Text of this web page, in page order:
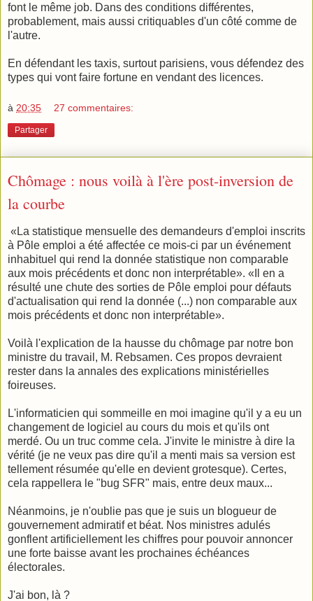
font le même job. Dans des conditions différentes,
probablement, mais aussi critiquables d'un côté comme de
l'autre.
En défendant les taxis, surtout parisiens, vous défendez des
types qui vont faire fortune en vendant des licences.
à 20:35 27 commentaires:
Partager
Chômage : nous voilà à l'ère post-inversion de
la courbe
«La statistique mensuelle des demandeurs d'emploi inscrits
à Pôle emploi a été affectée ce mois-ci par un événement
inhabituel qui rend la donnée statistique non comparable
aux mois précédents et donc non interprétable». «Il en a
résulté une chute des sorties de Pôle emploi pour défauts
d'actualisation qui rend la donnée (...) non comparable aux
mois précédents et donc non interprétable».
Voilà l'explication de la hausse du chômage par notre bon
ministre du travail, M. Rebsamen. Ces propos devraient
rester dans la annales des explications ministérielles
foireuses.
L'informaticien qui sommeille en moi imagine qu'il y a eu un
changement de logiciel au cours du mois et qu'ils ont
merdé. Ou un truc comme cela. J'invite le ministre à dire la
vérité (je ne veux pas dire qu'il a menti mais sa version est
tellement résumée qu'elle en devient grotesque). Certes,
cela rappellera le "bug SFR" mais, entre deux maux...
Néanmoins, je n'oublie pas que je suis un blogueur de
gouvernement admiratif et béat. Nos ministres adulés
gonflent artificiellement les chiffres pour pouvoir annoncer
une forte baisse avant les prochaines échéances
électorales.
J'ai bon, là ?